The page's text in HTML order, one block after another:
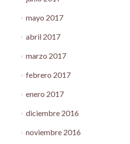
mayo 2017
abril 2017
marzo 2017
febrero 2017
enero 2017
diciembre 2016
noviembre 2016